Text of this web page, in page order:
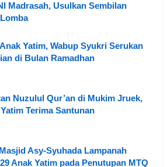
Madrasah, Usulkan Sembilan
Yatim, Wabup Syukri Serukan
di Bulan Ramadhan
Nuzulul Qur’an di Mukim Jruek,
Terima Santunan
Asy-Syuhada Lampanah
Anak Yatim pada Penutupan MTQ